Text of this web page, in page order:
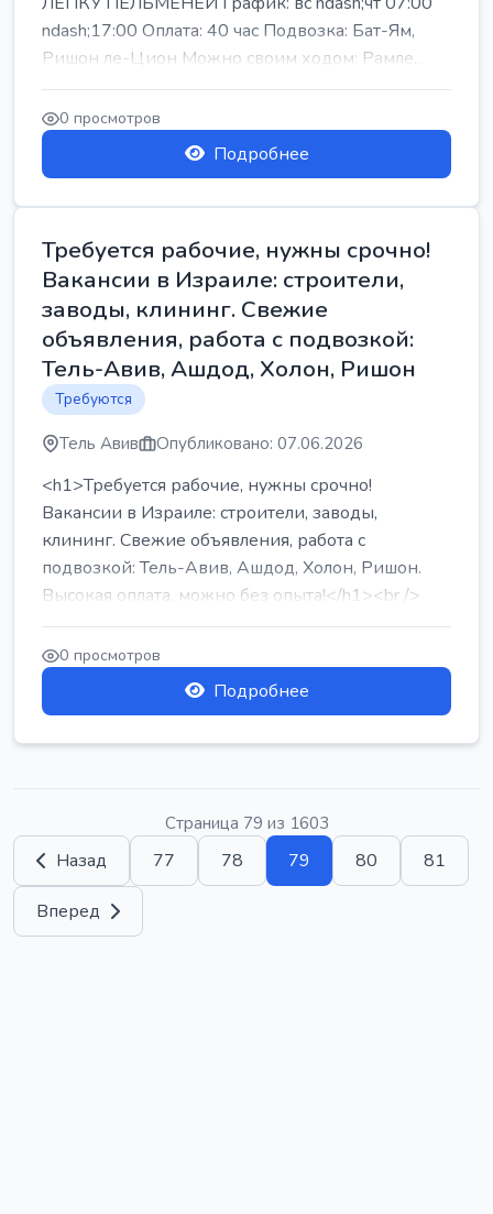
ndash;17:00 Оплата: 40 час Подвозка: Бат-Ям,
Ришон ле-Цион Можно своим ходом: Рамле...
0 просмотров
Подробнее
Требуется рабочие, нужны срочно!
Вакансии в Израиле: строители,
заводы, клининг. Свежие
объявления, работа с подвозкой:
Тель-Авив, Ашдод, Холон, Ришон
Требуются
Тель Авив Опубликовано: 07.06.2026
<h1>Требуется рабочие, нужны срочно!
Вакансии в Израиле: строители, заводы,
клининг. Свежие объявления, работа с
подвозкой: Тель-Авив, Ашдод, Холон, Ришон.
Высокая оплата, можно без опыта!</h1><br />
...
0 просмотров
Подробнее
Страница 79 из 1603
Назад 77 78 79 80 81
Вперед